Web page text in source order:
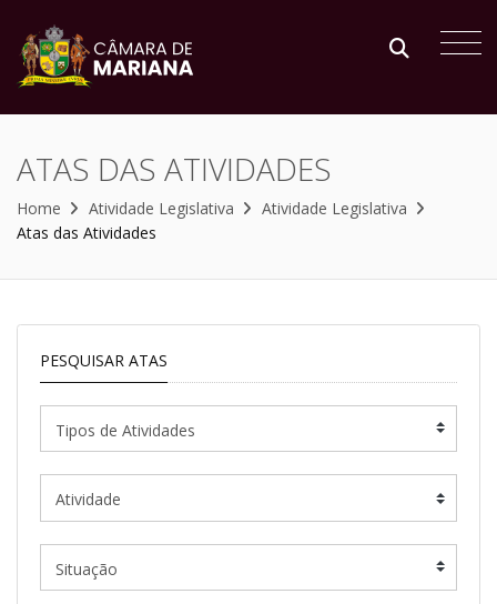
ATAS DAS ATIVIDADES
Home Atividade Legislativa
Atividade Legislativa
Atas das Atividades
PESQUISAR ATAS